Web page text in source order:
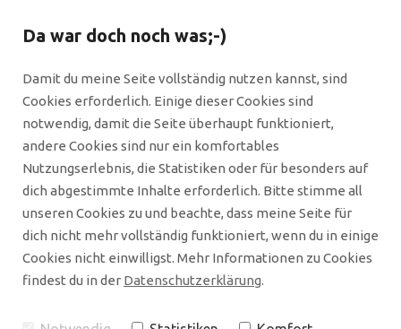
Podcast & Blog
Hier schreibe und spreche ich regelmäßig zum
Da war doch noch was;-)
Damit du meine Seite vollständig nutzen kannst, sind
Cookies erforderlich. Einige dieser Cookies sind
notwendig, damit die Seite überhaupt funktioniert,
andere Cookies sind nur ein komfortables
Nutzungserlebnis, die Statistiken oder für besonders auf
dich abgestimmte Inhalte erforderlich. Bitte stimme all
unseren Cookies zu und beachte, dass meine Seite für
dich nicht mehr vollständig funktioniert, wenn du in einige
Cookies nicht einwilligst. Mehr Informationen zu Cookies
findest du in der Datenschutzerklärung.